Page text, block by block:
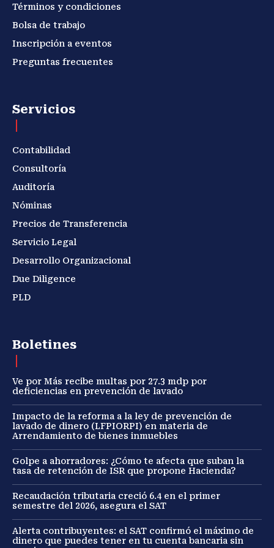
Términos y condiciones
Bolsa de trabajo
Inscripción a eventos
Preguntas frecuentes
Servicios
Contabilidad
Consultoría
Auditoría
Nóminas
Precios de Transferencia
Servicio Legal
Desarrollo Organizacional
Due Diligence
PLD
Boletines
Ve por Más recibe multas por 27.3 mdp por
deficiencias en prevención de lavado
Impacto de la reforma a la ley de prevención de
lavado de dinero (LFPIORPI) en materia de
Arrendamiento de bienes inmuebles
Golpe a ahorradores: ¿Cómo te afecta que suban la
tasa de retención de ISR que propone Hacienda?
Recaudación tributaria creció 6.4 en el primer
semestre del 2026, asegura el SAT
Alerta contribuyentes: el SAT confirmó el máximo de
dinero que puedes tener en tu cuenta bancaria sin